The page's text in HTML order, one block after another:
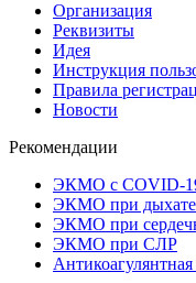
Организация
Реквизиты
Идея
Инструкция
Правила
Новости
Рекомендации
ЭКМО с COVID-
ЭКМО при
ЭКМО при
ЭКМО при СЛР